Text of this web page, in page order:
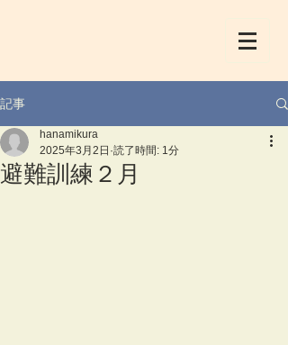
記事
避難訓練２月
hanamikura
2025年3月2日 読了時間: 1分